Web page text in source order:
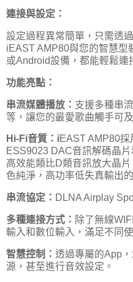
連接與設定：
設定過程異常簡單，只需透
iEAST AMP80與您的智慧型
或Android設備，都能輕鬆連
功能亮點：
串流媒體播放： 支援多種串
等，讓您的最愛歌曲觸手可及
Hi-Fi音質：iEAST AMP80
ESS9023 DAC音訊解碼晶
高效能類比D類音訊放大晶
色純淨，高功率低失真輸出
串流協定： DLNA Airplay
多種連接方式： 除了無線
輸入和數位輸入，滿足不同
智慧控制： 透過專屬的App
源，甚至進行音效設定。